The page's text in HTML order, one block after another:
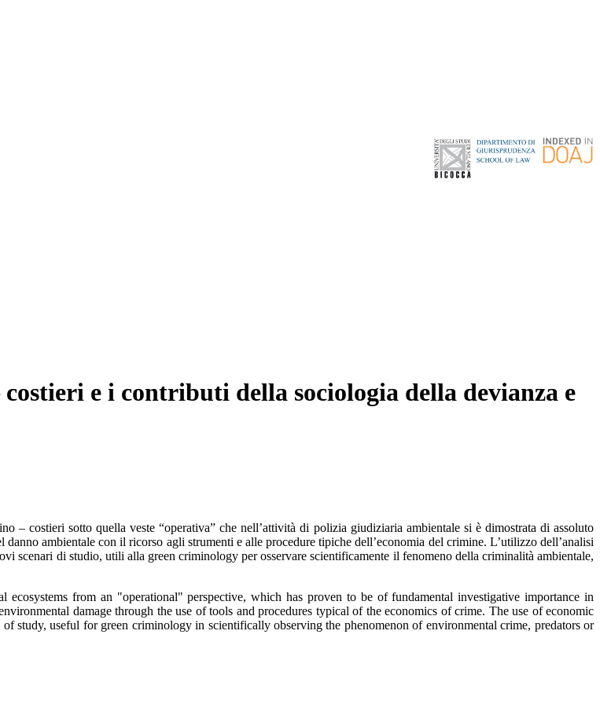
e i contributi della sociologia della devianza e
– costieri sotto quella veste “operativa” che nell’attività di polizia giudiziaria ambientale si è dimostrata di assoluto
ambientale con il ricorso agli strumenti e alle procedure tipiche dell’economia del crimine. L’utilizzo dell’analisi
scenari di studio, utili alla green criminology per osservare scientificamente il fenomeno della criminalità ambientale,
from an "operational" perspective, which has proven to be of fundamental investigative importance in
damage through the use of tools and procedures typical of the economics of crime. The use of economic
study, useful for green criminology in scientifically observing the phenomenon of environmental crime, predators or